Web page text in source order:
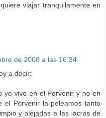
viajar tranquilamente en
de 2008 a las 16:34
a decir:
yo vivo en el Porvenir y no en
el Porvenir la peleamos tanto
y alejadas a las lacras de